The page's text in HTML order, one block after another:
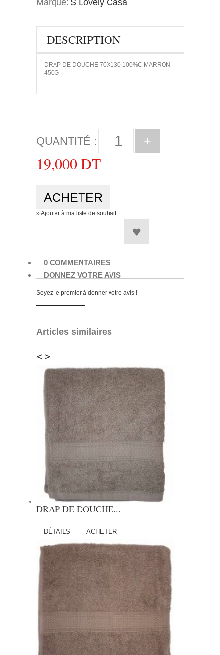
Marque: S Lovely Casa
DESCRIPTION
DRAP DE DOUCHE 70X130 100%C MARRON
450G
QUANTITÉ : +
19,000 DT
» Ajouter à ma liste de souhait
0 COMMENTAIRES
DONNEZ VOTRE AVIS
Soyez le premier à donner votre avis !
Articles similaires
< >
DRAP DE DOUCHE...
DÉTAILS ACHETER